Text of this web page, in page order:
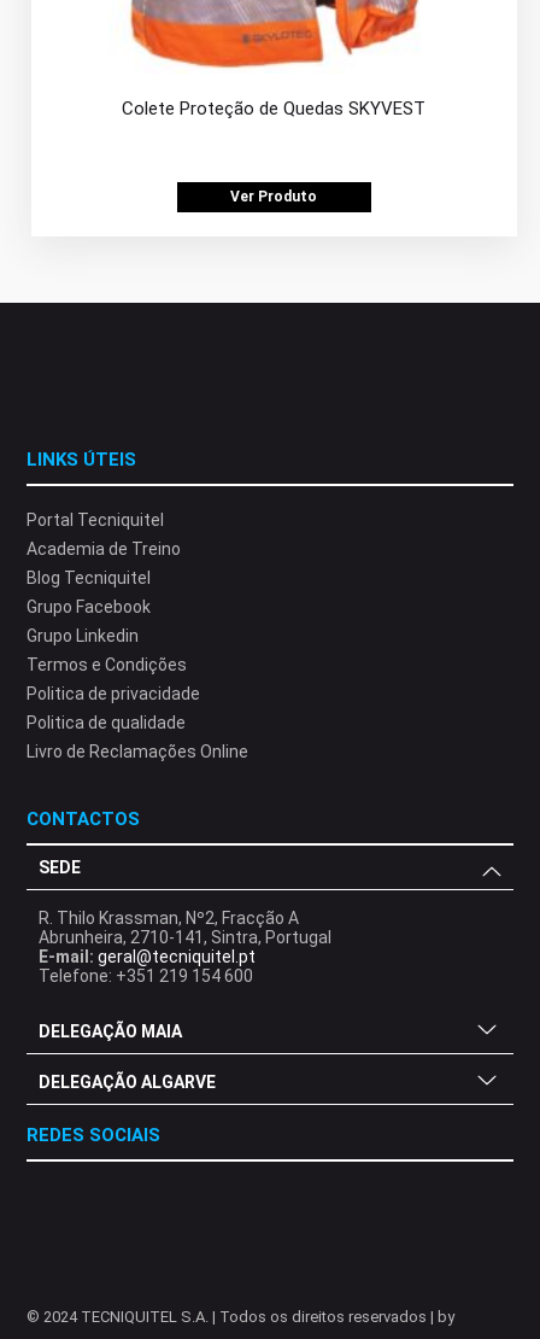
Colete Proteção de Quedas SKYVEST
Ver Produto
LINKS ÚTEIS
Portal Tecniquitel
Academia de Treino
Blog Tecniquitel
Grupo Facebook
Grupo Linkedin
Termos e Condições
Politica de privacidade
Politica de qualidade
Livro de Reclamações Online
CONTACTOS
SEDE
R. Thilo Krassman, Nº2, Fracção A
Abrunheira, 2710-141, Sintra, Portugal
E-mail: geral@tecniquitel.pt
Telefone: +351 219 154 600
DELEGAÇÃO MAIA
DELEGAÇÃO ALGARVE
REDES SOCIAIS
© 2024 TECNIQUITEL S.A. | Todos os direitos reservados | by